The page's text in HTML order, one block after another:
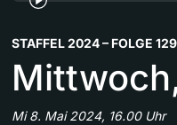
STAFFEL 2024 – FOLGE 129
Mi 8. Mai 2024, 16.00 Uhr